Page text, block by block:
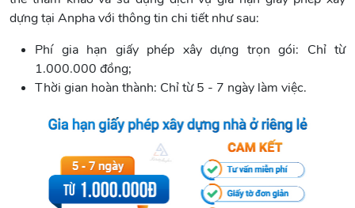
dựng tại Anpha với thông tin chi tiết như sau:
Phí gia hạn giấy phép xây dựng trọn gói: Chỉ từ
1.000.000 đồng;
Thời gian hoàn thành: Chỉ từ 5 - 7 ngày làm việc.